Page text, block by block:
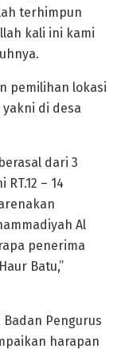
terhimpun
kali ini kami
pemilihan lokasi
di desa
dari 3
– 14
Al
penerima
Batu,”
Pengurus
harapan